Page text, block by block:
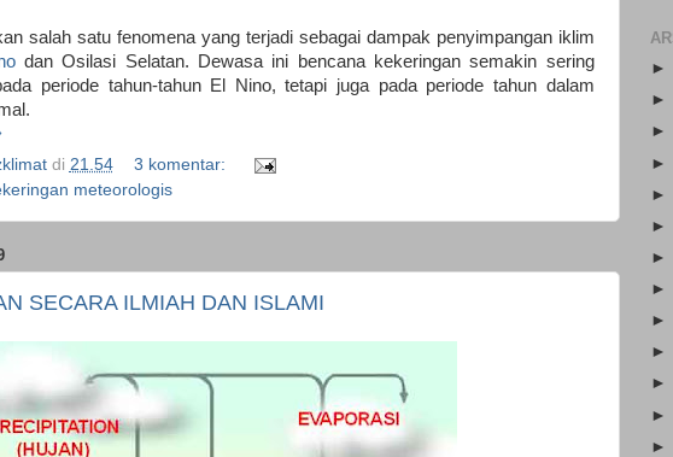
salah satu fenomena yang terjadi sebagai dampak penyimpangan iklim
dan Osilasi Selatan. Dewasa ini bencana kekeringan semakin sering
periode tahun-tahun El Nino, tetapi juga pada periode tahun dalam
di 21.54
3 komentar:
meteorologis
SECARA ILMIAH DAN ISLAMI
►
►
►
►
►
►
►
►
►
►
►
►
►